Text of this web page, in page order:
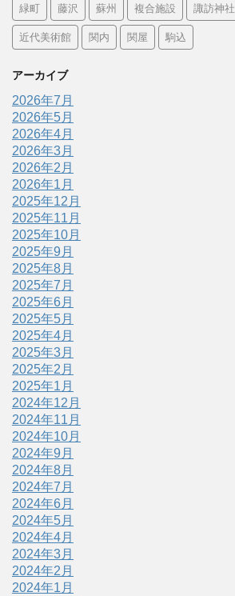
緑町 藤沢 蘇州 複合施設 諏訪神社
近代美術館 関内 関屋 駒込
アーカイブ
2026年7月
2026年5月
2026年4月
2026年3月
2026年2月
2026年1月
2025年12月
2025年11月
2025年10月
2025年9月
2025年8月
2025年7月
2025年6月
2025年5月
2025年4月
2025年3月
2025年2月
2025年1月
2024年12月
2024年11月
2024年10月
2024年9月
2024年8月
2024年7月
2024年6月
2024年5月
2024年4月
2024年3月
2024年2月
2024年1月